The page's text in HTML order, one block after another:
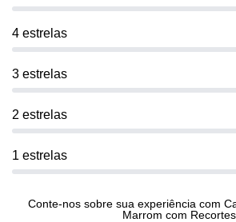
4 estrelas
3 estrelas
2 estrelas
1 estrelas
Conte-nos sobre sua experiência com
Marrom com Recortes